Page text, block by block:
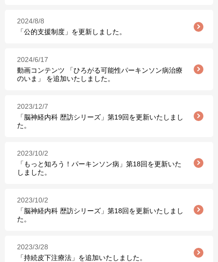
2024/8/8
「公的支援制度」を更新しました。
2024/6/17
動画コンテンツ 「ひろがる可能性パーキンソン病治療
のいま」 を追加いたしました。
2023/12/7
「脳神経内科 歴訪シリーズ」第19回を更新いたしまし
た。
2023/10/2
「もっと知ろう！パーキンソン病」第18回を更新いた
しました。
2023/10/2
「脳神経内科 歴訪シリーズ」第18回を更新いたしまし
た。
2023/3/28
「持続皮下注療法」を追加いたしました。